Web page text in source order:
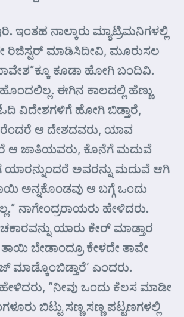
ಇರಿ. ಇಂತಹ ನಾಲ್ಕಾರು ಮ್ಯಾಟ್ರಿಮನಿಗಳಲ್ಲಿ
ರಿಜಿಸ್ಟರ್ ಮಾಡಿಸಿದೀವಿ, ಮೂರುಸಲ
ಕೂಡಾ ಹೋಗಿ ಬಂದಿವಿ.
ಈಗಿನ ಕಾಲದಲ್ಲಿ ಹೆಣ್ಣು
ಓದಿ ವಿದೇಶಗಳಿಗೆ ಹೋಗಿ ಬಿಡ್ತಾರೆ,
ಆ ದೇಶದವರು, ಯಾವ
ಆ ಜಾತಿಯವರು, ಕೊನೆಗೆ ಮದುವೆ
ಯಾರನ್ನುಂದರೆ ಅವರನ್ನು ಮದುವೆ ಆಗಿ
ಅನ್ನಕೊಂಡವು ಆ ಬಗ್ಗೆ ಒಂದು
ನಾಗೇಂದ್ರರಾಯರು ಹೇಳಿದರು.
ಯಾರು ಕೇರ್ ಮಾಡ್ತಾರ
ಬೇಡಾಂದ್ರೂ ಕೇಳದೇ ತಾವೇ
ಮಾಡ್ಕೊಂಬಿಡ್ತಾರೆ’ ಎಂದರು.
“ನೀವು ಒಂದು ಕೆಲಸ ಮಾಡೀ
ಬಿಟ್ಟು ಸಣ್ಣ ಸಣ್ಣ ಪಟ್ಟಣಗಳಲ್ಲಿ